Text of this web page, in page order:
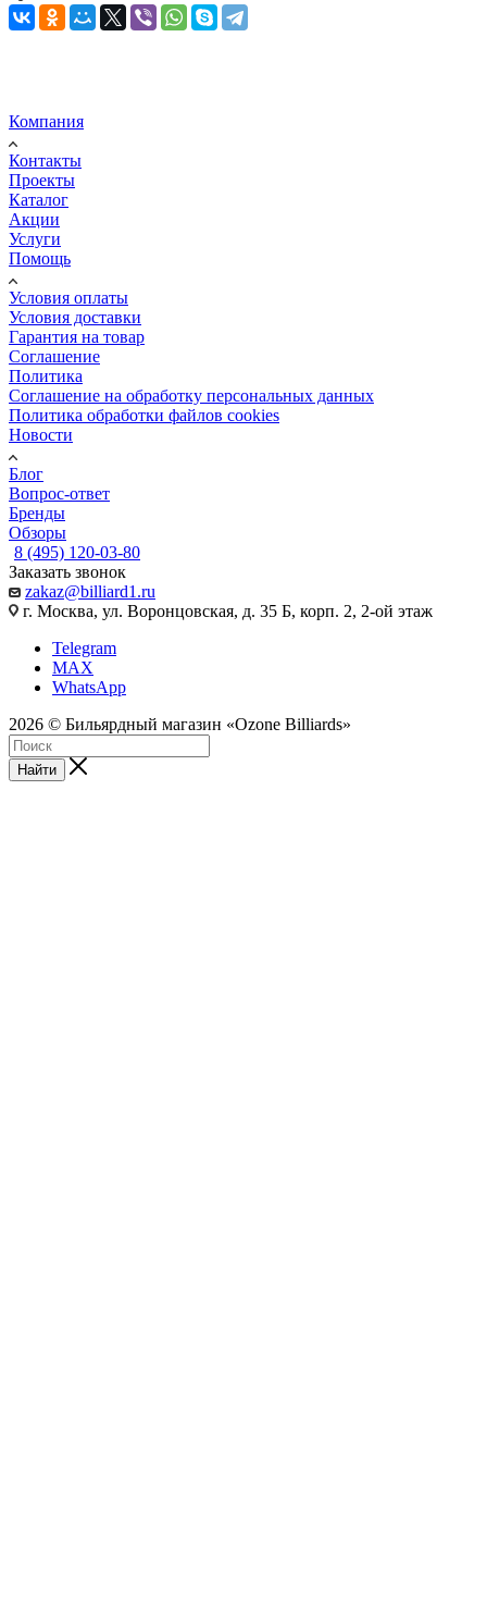
Компания
Контакты
Проекты
Каталог
Акции
Услуги
Помощь
Условия оплаты
Условия доставки
Гарантия на товар
Соглашение
Политика
Соглашение на обработку персональных данных
Политика обработки файлов cookies
Новости
Блог
Вопрос-ответ
Бренды
Обзоры
8 (495) 120-03-80
Заказать звонок
zakaz@billiard1.ru
г. Москва, ул. Воронцовская, д. 35 Б, корп. 2, 2-ой этаж
Telegram
MAX
WhatsApp
2026 © Бильярдный магазин «Ozone Billiards»
Найти